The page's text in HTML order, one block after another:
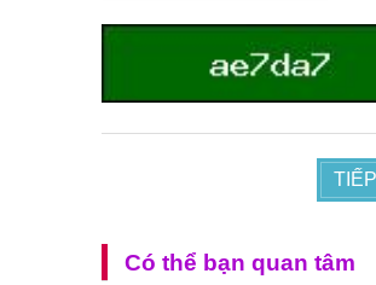
Có thể bạn quan tâm